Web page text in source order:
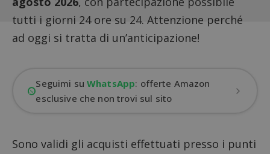
tutti i giorni 24 ore su 24. Attenzione perché
ad oggi si tratta di un’anticipazione!
Seguimi suWhatsApp: offerte Amazon
esclusive che non trovi sul sito
Sono validi gli acquisti effettuati presso i punti